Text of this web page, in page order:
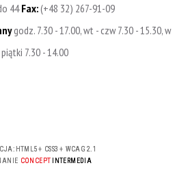
44Fax:(+48 32) 267-91-09
godz. 7.30 - 17.00, wt - czw 7.30 - 15.30, w
piątki 7.30 - 14.00
HTML5+ CSS3 + WCAG 2.1
CONCEPT INTERMEDIA